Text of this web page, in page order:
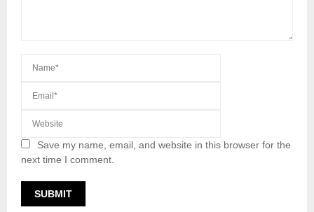
Save my name, email, and website in this browser for the
next time I comment.